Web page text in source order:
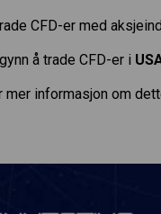
CFD-er med
å trade CFD-er i
mer informasjon om